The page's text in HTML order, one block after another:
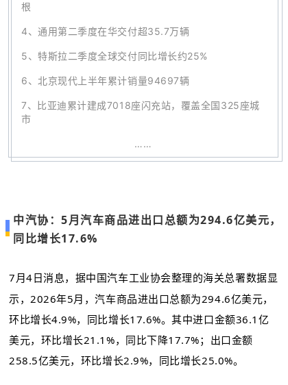
根
4、通用第二季度在华交付超35.7万辆
5、特斯拉二季度全球交付同比增长约25%
6、 北京现代上半年累计销量94697辆
7、
比亚迪累计建成7018座闪充站，覆盖全国325座城
市
……
中汽协：5月汽车商品进出口总额为294.6亿美元，
同比增长17.6%
7月4日消息，据中国汽车工业协会整理的海关总署数据显
示，2026年5月，汽车商品进出口总额为294.6亿美元，
环比增长4.9%，同比增长17.6%。其中进口金额36.1亿
美元，环比增长21.1%，同比下降17.7%；出口金额
258.5亿美元，环比增长2.9%，同比增长25.0%。